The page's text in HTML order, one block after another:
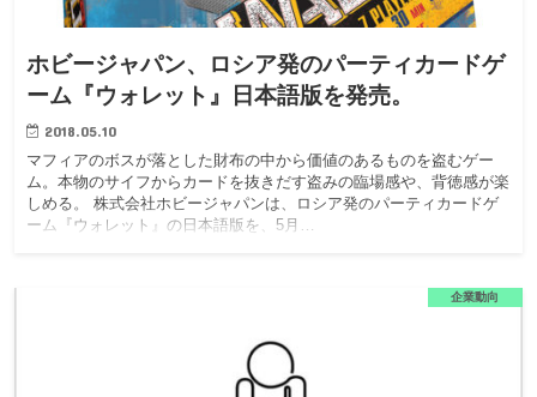
ホビージャパン、ロシア発のパーティカードゲ
ーム『ウォレット』日本語版を発売。
2018.05.10
マフィアのボスが落とした財布の中から価値のあるものを盗むゲー
ム。本物のサイフからカードを抜きだす盗みの臨場感や、背徳感が楽
しめる。 株式会社ホビージャパンは、ロシア発のパーティカードゲ
ーム『ウォレット』の日本語版を、5月…
企業動向